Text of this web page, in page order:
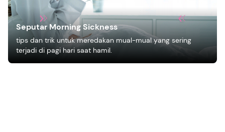
Seputar Morning Sickness
tips dan trik untuk meredakan mual-mual yang sering
terjadi di pagi hari saat hamil.